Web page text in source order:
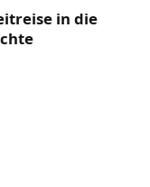
in die